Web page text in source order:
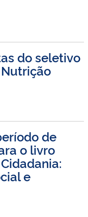
do seletivo
de
o livro
e